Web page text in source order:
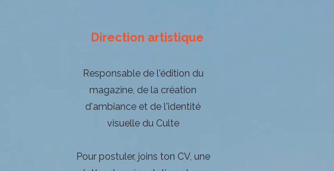
Direction artistique
Responsable de l'édition du
magazine, de la création
d'ambiance et de l'identité
visuelle du Culte
Pour postuler, joins ton CV, une